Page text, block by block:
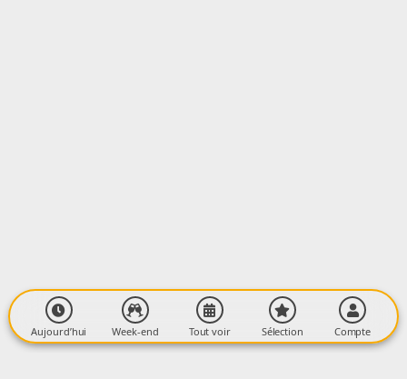
Aujourd’hui Week-end Tout voir Sélection Compte